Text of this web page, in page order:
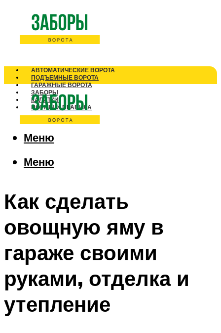
АВТОМАТИЧЕСКИЕ ВОРОТА
ПОДЪЕМНЫЕ ВОРОТА
ГАРАЖНЫЕ ВОРОТА
ЗАБОРЫ
КАЛИТКИ
НОРМЫ И ПРАВИЛА
Меню
Меню
Как сделать
овощную яму в
гараже своими
руками, отделка и
утепление